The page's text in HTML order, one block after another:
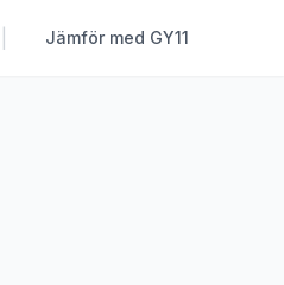
Jämför med GY11